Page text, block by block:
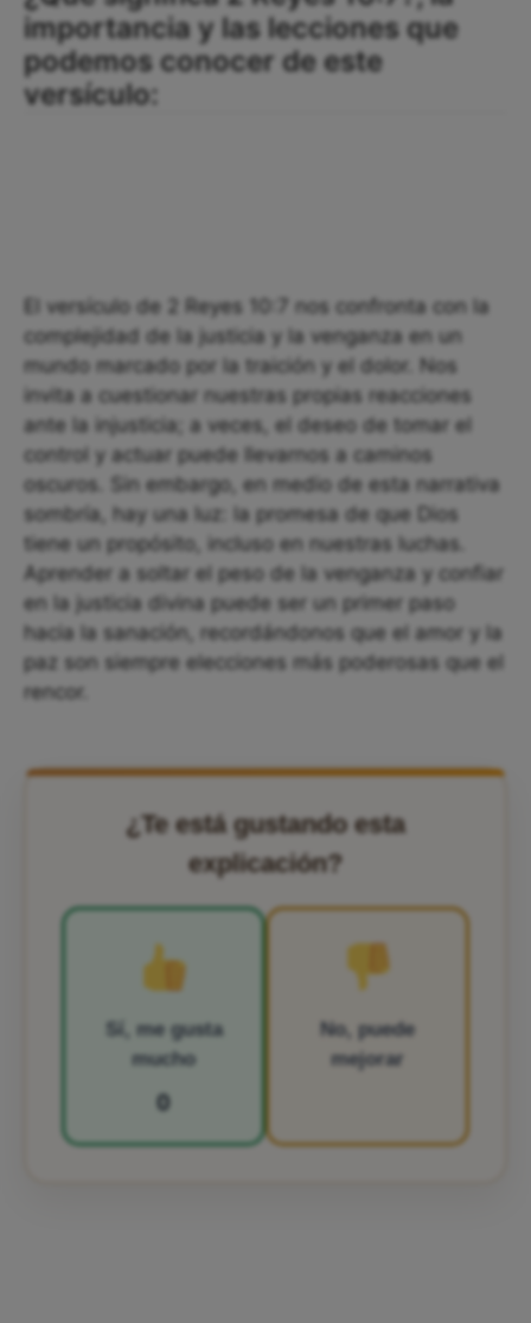
importancia y las lecciones que
podemos conocer de este
versículo:
El versículo de 2 Reyes 10:7 nos confronta con la
complejidad de la justicia y la venganza en un
mundo marcado por la traición y el dolor. Nos
invita a cuestionar nuestras propias reacciones
ante la injusticia; a veces, el deseo de tomar el
control y actuar puede llevarnos a caminos
oscuros. Sin embargo, en medio de esta narrativa
sombría, hay una luz: la promesa de que Dios
tiene un propósito, incluso en nuestras luchas.
Aprender a soltar el peso de la venganza y confiar
en la justicia divina puede ser un primer paso
hacia la sanación, recordándonos que el amor y la
paz son siempre elecciones más poderosas que el
rencor.
¿Te está gustando esta
explicación?
Sí, me gusta
mucho
0
No, puede
mejorar